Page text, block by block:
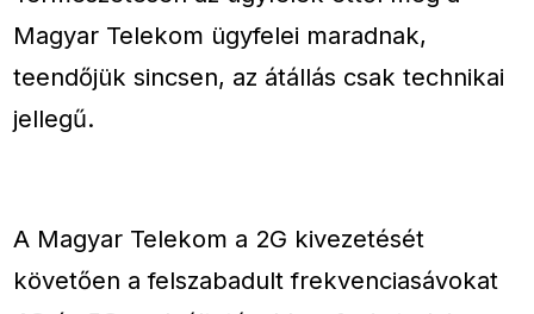
Magyar Telekom ügyfelei maradnak,
teendőjük sincsen, az átállás csak technikai
jellegű.
A Magyar Telekom a 2G kivezetését
követően a felszabadult frekvenciasávokat